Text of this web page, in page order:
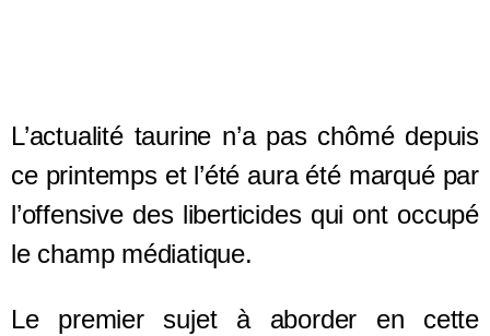
L’actualité taurine n’a pas chômé depuis
ce printemps et l’été aura été marqué par
l’offensive des liberticides qui ont occupé
le champ médiatique.
Le premier sujet à aborder en cette